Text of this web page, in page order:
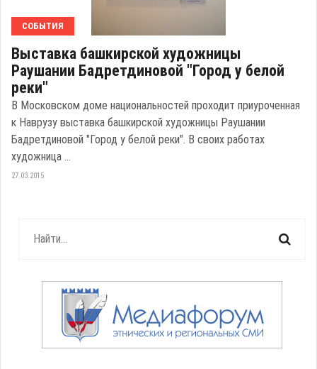
СОБЫТИЯ
Выставка башкирской художницы
Раушании Бадретдиновой "Город у белой
реки"
В Московском доме национальностей проходит приуроченная
к Наврузу выставка башкирской художницы Раушании
Бадретдиновой "Город у белой реки". В своих работах
художница ...
27.03.2015